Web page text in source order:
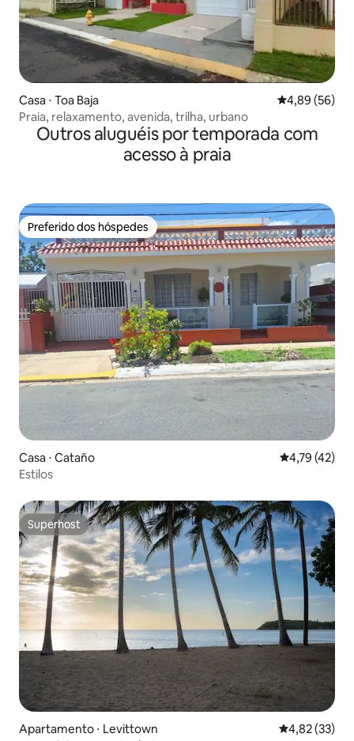
Casa ⋅ Toa Baja 4,89 de uma
4,89 (56)
Praia, relaxamento, avenida, trilha, urbano
Outros aluguéis por temporada com
acesso à praia
Preferido dos hóspedes
Preferido dos hóspedes
Casa ⋅ Cataño 4,79 de uma
4,79 (42)
Estilos
Superhost
Superhost
Apartamento ⋅ Levittown 4,82 de uma
4,82 (33)